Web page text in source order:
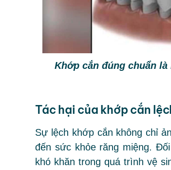
Khớp cắn đúng chuẩn
Tác hại của khớp cắn
Sự lệch khớp cắn không chỉ
đến sức khỏe răng miệng.
khó khăn trong quá trình vệ